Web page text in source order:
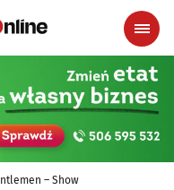
– Show